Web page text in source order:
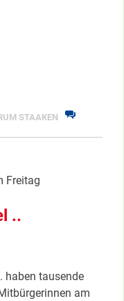
STAAKEN
Freitag
..
haben tausende
am